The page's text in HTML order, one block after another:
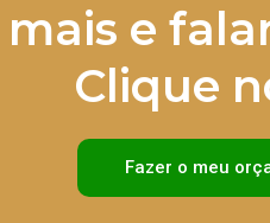
e
Clique
Fazer o meu